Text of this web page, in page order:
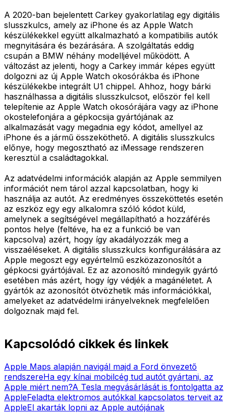
A 2020-ban bejelentett Carkey gyakorlatilag egy digitális
slusszkulcs, amely az iPhone és az Apple Watch
készülékekkel együtt alkalmazható a kompatibilis autók
megnyitására és bezárására. A szolgáltatás eddig
csupán a BMW néhány modelljével működött. A
változást az jelenti, hogy a Carkey immár képes együtt
dolgozni az új Apple Watch okosórákba és iPhone
készülékekbe integrált U1 chippel. Ahhoz, hogy bárki
használhassa a digitális slusszkulcsot, először fel kell
telepítenie az Apple Watch okosórájára vagy az iPhone
okostelefonjára a gépkocsija gyártójának az
alkalmazását vagy megadnia egy kódot, amellyel az
iPhone és a jármű összeköthető. A digitális slusszkulcs
előnye, hogy megosztható az iMessage rendszeren
keresztül a családtagokkal.
Az adatvédelmi információk alapján az Apple semmilyen
információt nem tárol azzal kapcsolatban, hogy ki
használja az autót. Az eredményes összeköttetés esetén
az eszköz egy egy alkalomra szóló kódot küld,
amelynek a segítségével megállapítható a hozzáférés
pontos helye (feltéve, ha ez a funkció be van
kapcsolva) azért, hogy így akadályozzák meg a
visszaéléseket. A digitális slusszkulcs konfigurálására az
Apple megoszt egy egyértelmű eszközazonosítót a
gépkocsi gyártójával. Ez az azonosító mindegyik gyártó
esetében más azért, hogy így védjék a magánéletet. A
gyártók az azonosítót ötvözhetik más információkkal,
amelyeket az adatvédelmi irányelveknek megfelelően
dolgoznak majd fel.
Kapcsolódó cikkek és linkek
Apple Maps alapján navigál majd a Ford önvezető
rendszereHa egy kínai mobilcég tud autót gyártani, az
Apple miért nem?A Tesla megvásárlását is fontolgatta az
AppleFeladta elektromos autókkal kapcsolatos terveit az
AppleEl akarták lopni az Apple autójának